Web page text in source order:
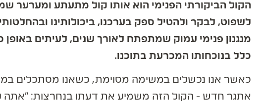
הקול הביקורתי הפנימי הוא אותו קול מתעתע ומערער
לשפוט, לבקר ולהטיל ספק בערכנו, ביכולותינו
מנגנון פנימי עמוק שמתפתח לאורך שנים, לעיתים באופן
כלל בנוכחותו המכרעת בתוכנו.
כאשר אנו נכשלים במשימה מסוימת, כשאנו מסתכלים
אתגר חדש - הקול הזה משמיע את דעתו בנחרצות: "אתה